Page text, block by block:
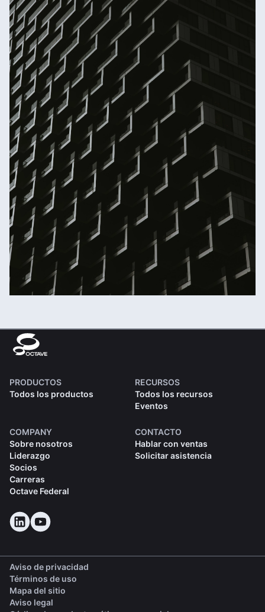
PRODUCTOS
Todos los productos
RECURSOS
Todos los recursos
Eventos
COMPANY
Sobre nosotros
Liderazgo
Socios
Carreras
Octave Federal
CONTACTO
Hablar con ventas
Solicitar asistencia
Aviso de privacidad
Términos de uso
Mapa del sitio
Aviso legal